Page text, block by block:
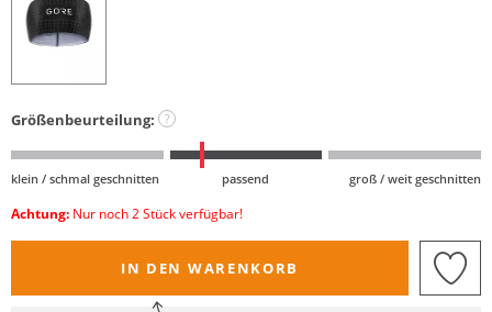
Größenbeurteilung: ?
klein / schmal geschnitten passend groß / weit geschnitten
Achtung: Nur noch 2 Stück verfügbar!
IN DEN WARENKORB